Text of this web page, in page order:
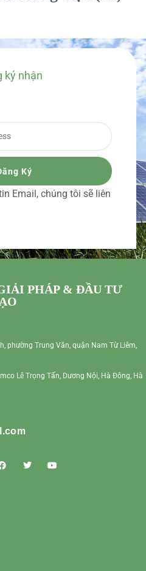
ký nhận
Ký
Email, chúng tôi sẽ liên
PHÁP & ĐẦU TƯ
phường Trung Văn, quận Nam Từ Liêm,
Lê Trọng Tấn, Dương Nội, Hà Đông, Hà